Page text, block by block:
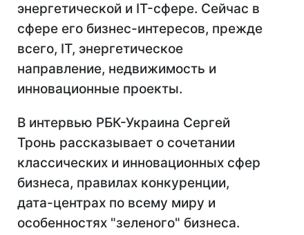
энергетической и IT-сфере. Сейчас в
сфере его бизнес-интересов, прежде
всего, IT, энергетическое
направление, недвижимость и
инновационные проекты.
В интервью РБК-Украина Сергей
Тронь рассказывает о сочетании
классических и инновационных сфер
бизнеса, правилах конкуренции,
дата-центрах по всему миру и
особенностях "зеленого" бизнеса.